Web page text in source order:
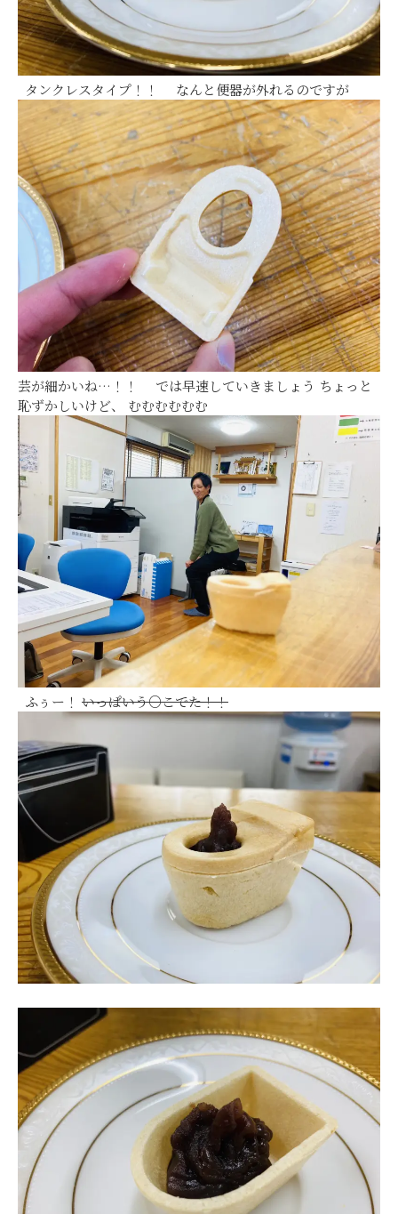
タンクレスタイプ！！ なんと便器が外れるのですが
芸が細かいね…！！ では早速していきましょう ちょっと
恥ずかしいけど、 むむむむむむ
ふぅー！ いっぱいう○こでた！！